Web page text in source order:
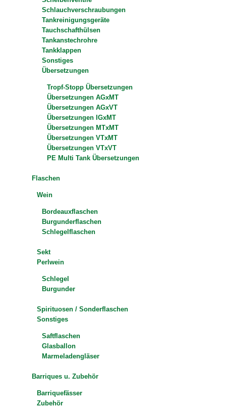
Schlauchverschraubungen
Tankreinigungsgeräte
Tauchschafthülsen
Tankanstechrohre
Tankklappen
Sonstiges
Übersetzungen
Tropf-Stopp Übersetzungen
Übersetzungen AGxMT
Übersetzungen AGxVT
Übersetzungen IGxMT
Übersetzungen MTxMT
Übersetzungen VTxMT
Übersetzungen VTxVT
PE Multi Tank Übersetzungen
Flaschen
Wein
Bordeauxflaschen
Burgunderflaschen
Schlegelflaschen
Sekt
Perlwein
Schlegel
Burgunder
Spirituosen / Sonderflaschen
Sonstiges
Saftflaschen
Glasballon
Marmeladengläser
Barriques u. Zubehör
Barriquefässer
Zubehör